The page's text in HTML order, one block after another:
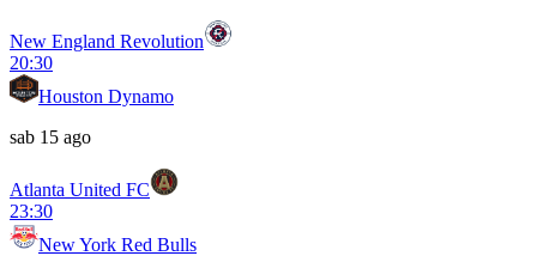
New England Revolution
20:30
Houston Dynamo
sab 15 ago
Atlanta United FC
23:30
New York Red Bulls